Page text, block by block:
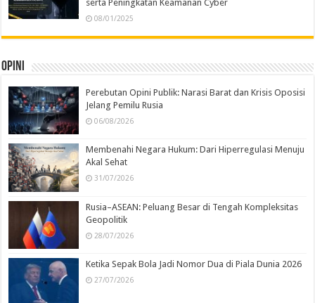
serta Peningkatan Keamanan Cyber
08/01/2025
Opini
Perebutan Opini Publik: Narasi Barat dan Krisis Oposisi
Jelang Pemilu Rusia
06/08/2026
Membenahi Negara Hukum: Dari Hiperregulasi Menuju
Akal Sehat
31/07/2026
Rusia–ASEAN: Peluang Besar di Tengah Kompleksitas
Geopolitik
28/07/2026
Ketika Sepak Bola Jadi Nomor Dua di Piala Dunia 2026
27/07/2026